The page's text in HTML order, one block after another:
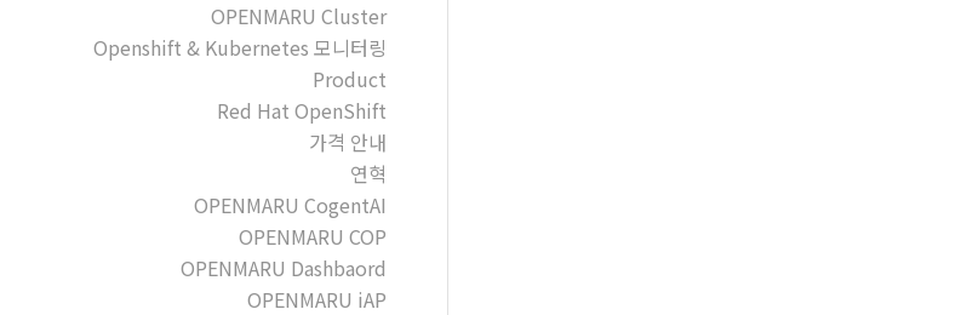
OPENMARU Cluster
Openshift & Kubernetes 모니터링
Product
Red Hat OpenShift
가격 안내
연혁
OPENMARU CogentAI
OPENMARU COP
OPENMARU Dashbaord
OPENMARU iAP